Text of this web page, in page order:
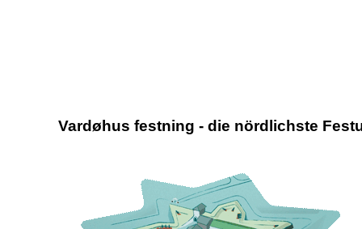
Vardøhus festning - die nördlichste